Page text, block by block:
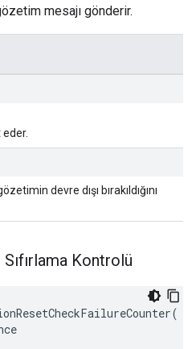
mesajı gönderir.
devre dışı bırakıldığını
Kontrolü
(